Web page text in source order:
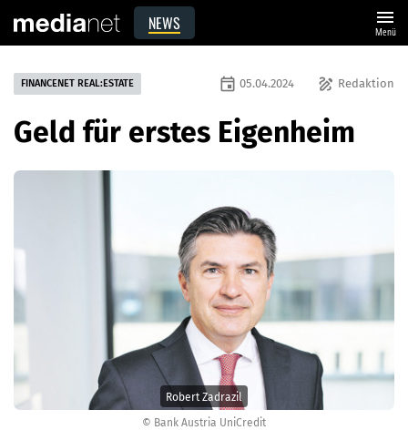
NEWS menu
Menü
© Bank Austria UniCredit
Robert Zadrazil
FINANCENET REAL:ESTATE draw Redaktion
event 05.04.2024
Geld für erstes Eigenheim